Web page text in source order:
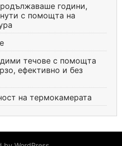
години,
с помощта на
течове с помощта
ефективно и без
на термокамерата